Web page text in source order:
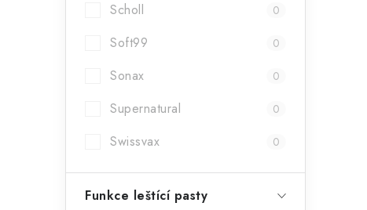
Scholl 0
Soft99 0
Sonax 0
Supernatural 0
Swissvax 0
Funkce leštící pasty